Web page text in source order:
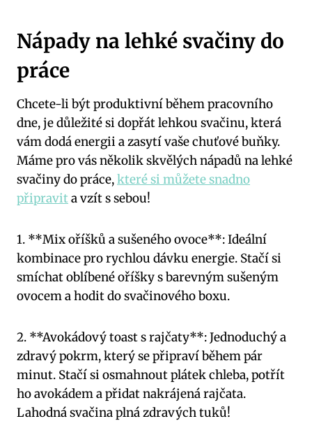
Nápady na lehké svačiny do
práce
Chcete-li být produktivní během pracovního
dne, je důležité si dopřát lehkou svačinu, která
vám dodá energii a zasytí vaše chuťové buňky.
Máme pro vás několik skvělých nápadů na lehké
svačiny do práce,které si můžete snadno
připravit a vzít s sebou!
1. **Mix oříšků a sušeného ovoce**: Ideální
kombinace pro rychlou dávku energie. Stačí si
smíchat oblíbené oříšky s barevným sušeným
ovocem a hodit do svačinového boxu.
2. **Avokádový toast s rajčaty**: Jednoduchý a
zdravý pokrm, který se připraví během pár
minut. Stačí si osmahnout plátek chleba, potřít
ho avokádem a přidat nakrájená rajčata.
Lahodná svačina plná zdravých tuků!